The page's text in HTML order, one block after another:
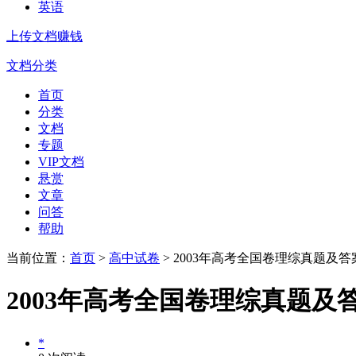
英语
上传文档赚钱
文档分类
首页
分类
文档
专题
VIP文档
悬赏
文章
问答
帮助
当前位置： 首页 > 高中试卷 > 2003年高考全国卷理综真题及答
2003年高考全国卷理综真题及
*